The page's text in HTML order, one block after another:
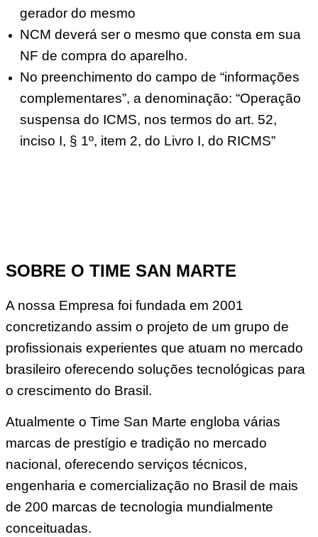
gerador do mesmo
NCM deverá ser o mesmo que consta em sua
NF de compra do aparelho.
No preenchimento do campo de “informações
complementares”, a denominação: “Operação
suspensa do ICMS, nos termos do art. 52,
inciso I, § 1º, item 2, do Livro I, do RICMS”
SOBRE O TIME SAN MARTE
A nossa Empresa foi fundada em 2001
concretizando assim o projeto de um grupo de
profissionais experientes que atuam no mercado
brasileiro oferecendo soluções tecnológicas para
o crescimento do Brasil.
Atualmente o Time San Marte engloba várias
marcas de prestígio e tradição no mercado
nacional, oferecendo serviços técnicos,
engenharia e comercialização no Brasil de mais
de 200 marcas de tecnologia mundialmente
conceituadas.